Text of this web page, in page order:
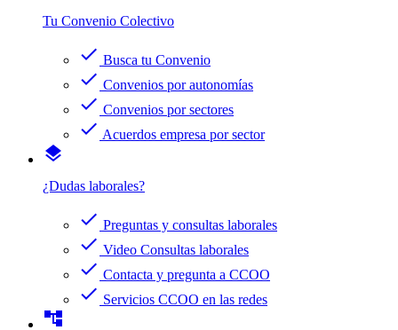
Tu Convenio Colectivo
check Busca tu Convenio
check Convenios por autonomías
check Convenios por sectores
check Acuerdos empresa por sector
layers
¿Dudas laborales?
check Preguntas y consultas laborales
check Video Consultas laborales
check Contacta y pregunta a CCOO
check Servicios CCOO en las redes
account_tree